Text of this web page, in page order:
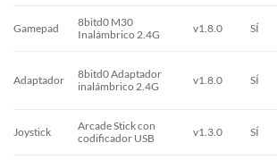
Gamepad
8bitd0 M30
Inalámbrico 2.4G
v1.8.0 SÍ
Adaptador
8bitd0 Adaptador
inalámbrico 2.4G
v1.8.0 SÍ
Joystick
Arcade Stick con
codificador USB
v1.3.0 SÍ